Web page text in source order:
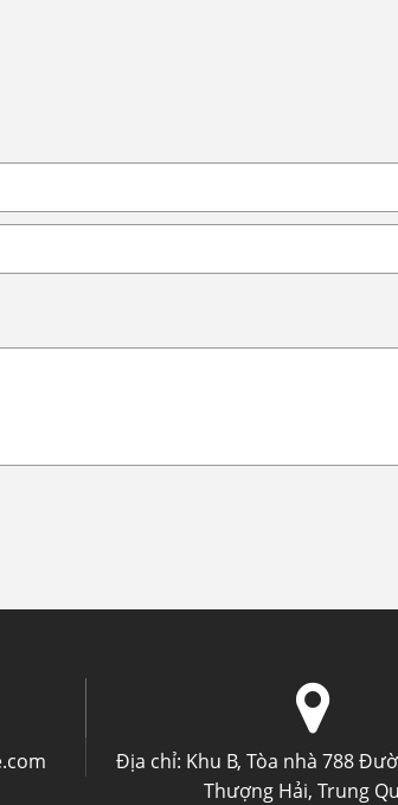
Địa chỉ: Khu B, Tòa nhà 788
Thượng Hải, Trung